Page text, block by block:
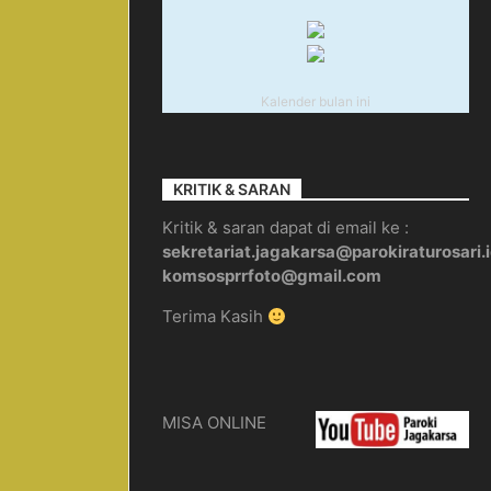
Kalender bulan ini
KRITIK & SARAN
Kritik & saran dapat di email ke :
komsosprrfoto@gmail.com
Terima Kasih
MISA ONLINE